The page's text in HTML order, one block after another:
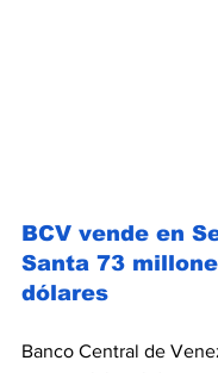
BCV vende en
Santa 73
dólares
Banco Central de